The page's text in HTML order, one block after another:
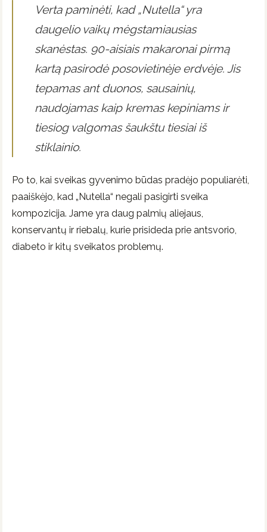
Verta paminėti, kad „Nutella“ yra
daugelio vaikų mėgstamiausias
skanėstas. 90-aisiais makaronai pirmą
kartą pasirodė posovietinėje erdvėje. Jis
tepamas ant duonos, sausainių,
naudojamas kaip kremas kepiniams ir
tiesiog valgomas šaukštu tiesiai iš
stiklainio.
Po to, kai sveikas gyvenimo būdas pradėjo populiarėti,
paaiškėjo, kad „Nutella“ negali pasigirti sveika
kompozicija. Jame yra daug palmių aliejaus,
konservantų ir riebalų, kurie prisideda prie antsvorio,
diabeto ir kitų sveikatos problemų.